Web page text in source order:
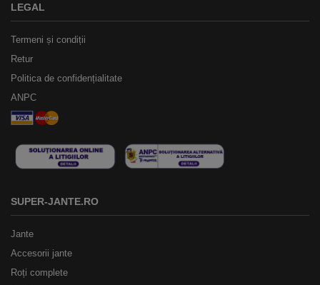
LEGAL
Termeni și condiții
Retur
Politica de confidențialitate
ANPC
SUPER-JANTE.RO
Jante
Accesorii jante
Roți complete